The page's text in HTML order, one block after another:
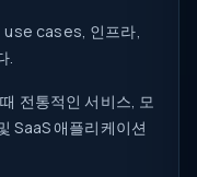
use cases, 인프라,
.
전통적인 서비스, 모
SaaS 애플리케이션